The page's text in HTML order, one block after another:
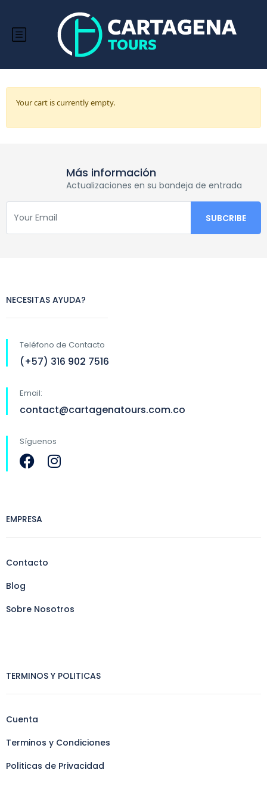
Your cart is currently empty.
Más información
Actualizaciones en su bandeja de entrada
NECESITAS AYUDA?
Teléfono de Contacto
(+57) 316 902 7516
Email:
contact@cartagenatours.com.co
Síguenos
EMPRESA
Contacto
Blog
Sobre Nosotros
TERMINOS Y POLITICAS
Cuenta
Terminos y Condiciones
Politicas de Privacidad